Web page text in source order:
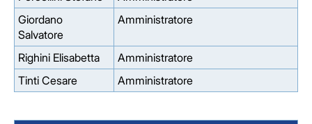
Giordano
Salvatore
Amministratore
Righini Elisabetta
Amministratore
Tinti Cesare
Amministratore